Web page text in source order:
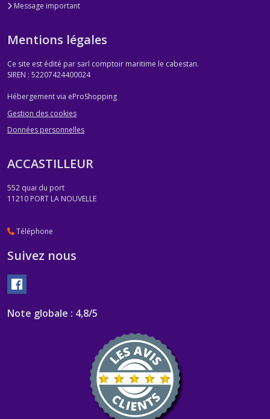
Message important
Mentions légales
Ce site est édité par sarl comptoir maritime le cabestan.
SIREN : 52207424400024
Hébergement via eProShopping
Gestion des cookies
Données personnelles
ACCASTILLEUR
552 quai du port
11210 PORT LA NOUVELLE
Téléphone
Suivez nous
Note globale : 4,8/5